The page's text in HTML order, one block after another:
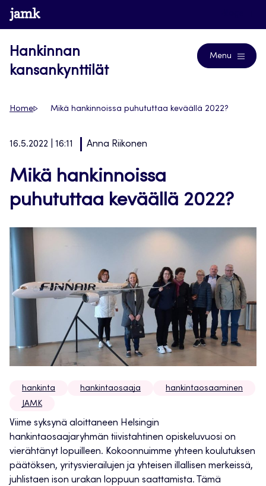
Siirry
suoraan
www.jamk.fi
Hankinnan
kansankynttilät
Menu
Home Mikä hankinnoissa puhututtaa keväällä 2022?
16.5.2022 | 16:11 Anna Riikonen
Mikä hankinnoissa
puhututtaa keväällä 2022?
hankinta hankintaosaaja
hankintaosaaminen
JAMK
Viime syksynä aloittaneen Helsingin
hankintaosaajaryhmän tiivistahtinen opiskeluvuosi on
vierähtänyt lopuilleen. Kokoonnuimme yhteen koulutuksen
päätöksen, yritysvierailujen ja yhteisen illallisen merkeissä,
juhlistaen ison urakan loppuun saattamista. Tämä